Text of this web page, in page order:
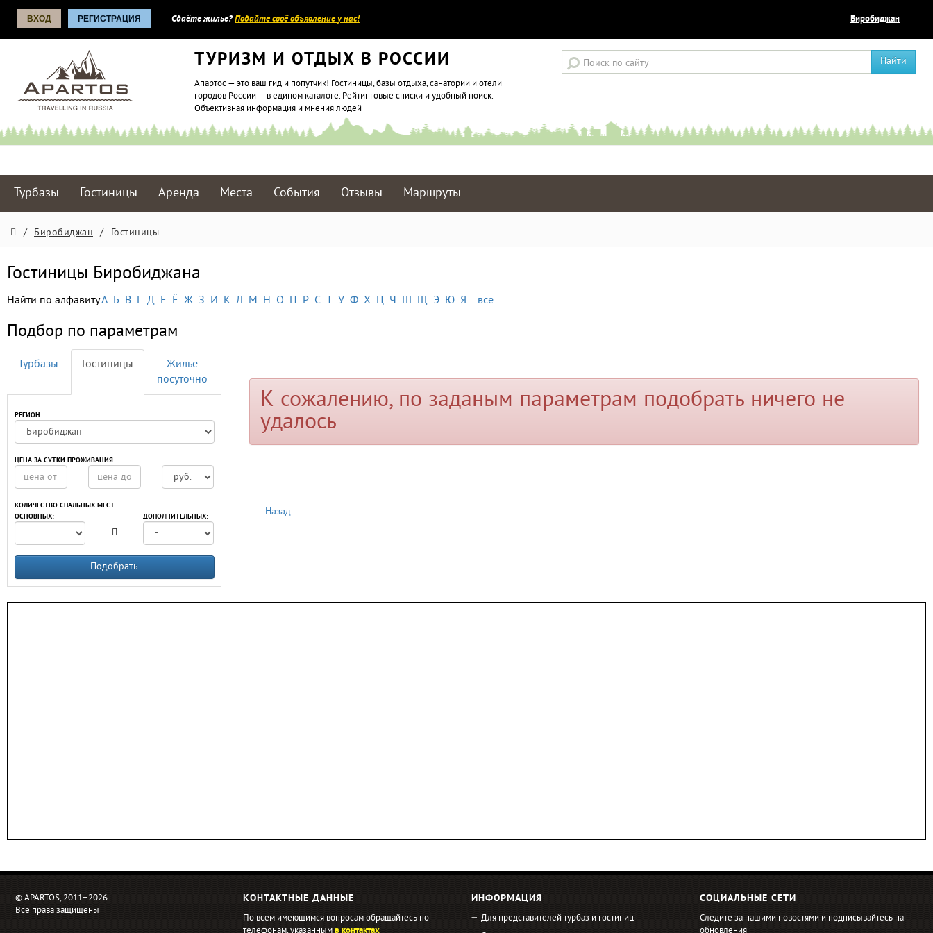
ВХОД РЕГИСТРАЦИЯ Сдаёте жилье?Подайте своё объявление у нас! Биробиджан
ТУРИЗМ И ОТДЫХ В РОССИИ
Апартос — это ваш гид и попутчик! Гостиницы, базы отдыха, санатории и отели
городов России — в едином каталоге. Рейтинговые списки и удобный поиск.
Объективная информация и мнения людей
Найти
Турбазы Гостиницы Аренда Места События Отзывы Маршруты
/ Биробиджан / Гостиницы
Гостиницы Биробиджана
Найти по алфавитуА Б В Г Д Е Ё Ж З И К Л М Н О П Р С Т У Ф Х Ц Ч Ш Щ Э Ю Я все
Подбор по параметрам
Турбазы Гостиницы
Жилье
посуточно
РЕГИОН:
ЦЕНА ЗА СУТКИ ПРОЖИВАНИЯ
КОЛИЧЕСТВО СПАЛЬНЫХ МЕСТ
ОСНОВНЫХ:
ДОПОЛНИТЕЛЬНЫХ:
Подобрать
К сожалению, по заданым параметрам подобрать ничего не
удалось
Назад
© APARTOS, 2011−2026
Все права защищены
КОНТАКТНЫЕ ДАННЫЕ
По всем имеющимся вопросам обращайтесь по
ИНФОРМАЦИЯ
Для представителей турбаз и гостиниц
СОЦИАЛЬНЫЕ СЕТИ
Следите за нашими новостями и подписывайтесь на